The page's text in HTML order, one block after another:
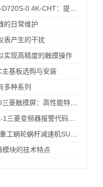
的日常维护
表产生的干扰
实现高精度的触摸操作
主基板选购与安装
多种系列
模块的技术特点